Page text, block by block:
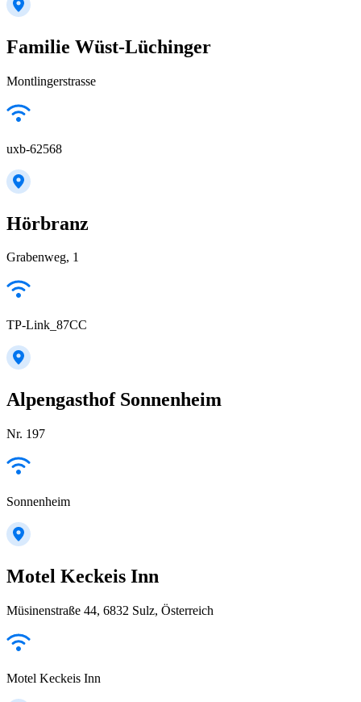
Familie Wüst-Lüchinger
Montlingerstrasse
uxb-62568
Hörbranz
Grabenweg, 1
TP-Link_87CC
Alpengasthof Sonnenheim
Nr. 197
Sonnenheim
Motel Keckeis Inn
Müsinenstraße 44, 6832 Sulz, Österreich
Motel Keckeis Inn